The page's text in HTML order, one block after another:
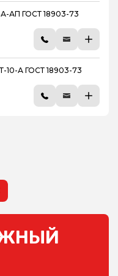
АП ГОСТ 18903-73
10-А ГОСТ 18903-73